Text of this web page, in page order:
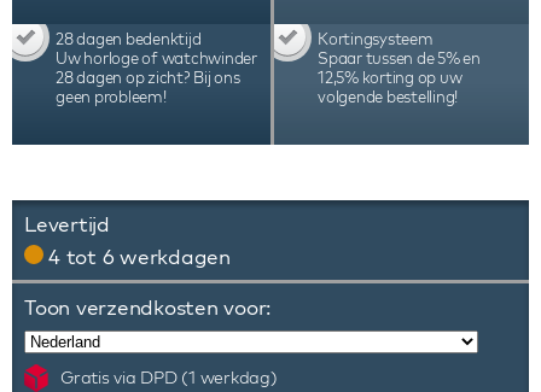
28 dagen bedenktijd
Uw horloge of watchwinder
28 dagen op zicht? Bij ons
geen probleem!
Kortingsysteem
Spaar tussen de 5% en
12,5% korting op uw
volgende bestelling!
Levertijd
4 tot 6 werkdagen
Toon verzendkosten voor:
Gratis via DPD (1 werkdag)